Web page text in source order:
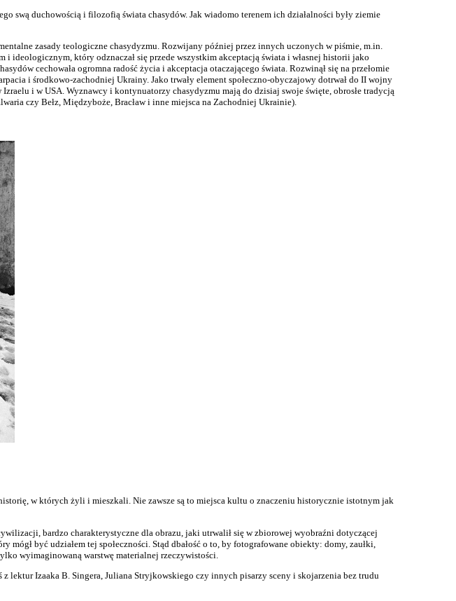
swą duchowością i filozofią świata chasydów. Jak wiadomo terenem ich działalności były ziemie
zasady teologiczne chasydyzmu. Rozwijany później przez innych uczonych w piśmie, m.in.
i ideologicznym, który odznaczał się przede wszystkim akceptacją świata i własnej historii jako
cechowała ogromna radość życia i akceptacja otaczającego świata. Rozwinął się na przełomie
i środkowo-zachodniej Ukrainy. Jako trwały element społeczno-obyczajowy dotrwał do II wojny
i w USA. Wyznawcy i kontynuatorzy chasydyzmu mają do dzisiaj swoje święte, obrosłe tradycją
czy Bełz, Międzyboże, Bracław i inne miejsca na Zachodniej Ukrainie).
w których żyli i mieszkali. Nie zawsze są to miejsca kultu o znaczeniu historycznie istotnym jak
bardzo charakterystyczne dla obrazu, jaki utrwalił się w zbiorowej wyobraźni dotyczącej
być udziałem tej społeczności. Stąd dbałość o to, by fotografowane obiekty: domy, zaułki,
wyimaginowaną warstwę materialnej rzeczywistości.
lektur Izaaka B. Singera, Juliana Stryjkowskiego czy innych pisarzy sceny i skojarzenia bez trudu